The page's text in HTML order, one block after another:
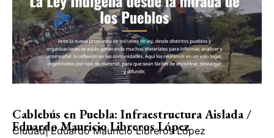
Cablebús en Puebla: Infraestructura Aislada /
Eduardo Mauricio Libreros López
Ciudad| Eduardo Mauricio Libreros López